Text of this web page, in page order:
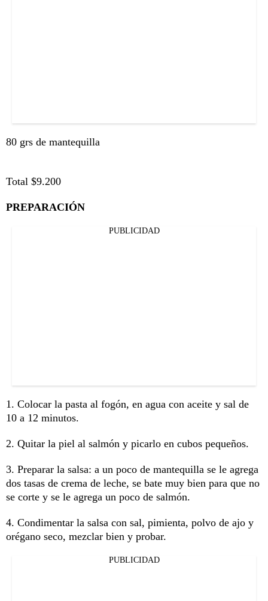
80 grs de mantequilla
Total $9.200
PREPARACIÓN
PUBLICIDAD
1. Colocar la pasta al fogón, en agua con aceite y sal de
10 a 12 minutos.
2. Quitar la piel al salmón y picarlo en cubos pequeños.
3. Preparar la salsa: a un poco de mantequilla se le agrega
dos tasas de crema de leche, se bate muy bien para que no
se corte y se le agrega un poco de salmón.
4. Condimentar la salsa con sal, pimienta, polvo de ajo y
orégano seco, mezclar bien y probar.
PUBLICIDAD